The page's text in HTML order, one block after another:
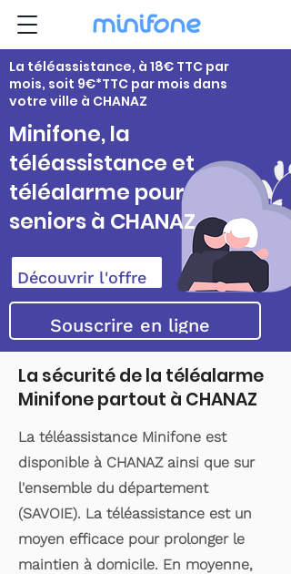
La téléassistance, à 18€ TTC par
mois, soit 9€*TTC par mois dans
votre ville à CHANAZ
Minifone, la
téléassistance et
téléalarme pour
seniors à CHANAZ
Découvrir l'offre
Souscrire en ligne
La sécurité de la téléalarme
Minifone partout à CHANAZ
La téléassistance Minifone est
disponible à CHANAZ ainsi que sur
l'ensemble du département
(SAVOIE). La téléassistance est un
moyen efficace pour prolonger le
maintien à domicile. En moyenne,